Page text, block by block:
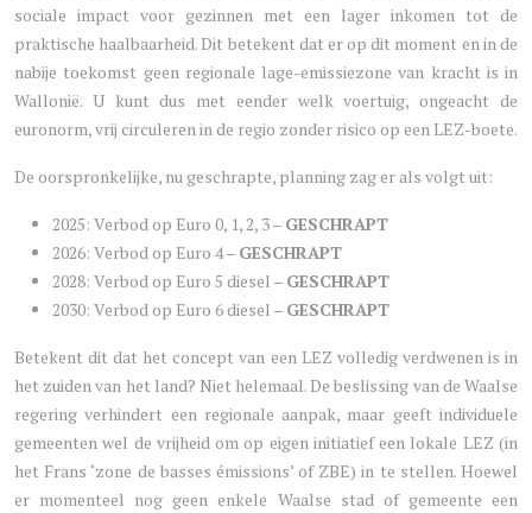
sociale impact voor gezinnen met een lager inkomen tot de
praktische haalbaarheid. Dit betekent dat er op dit moment en in de
nabije toekomst geen regionale lage-emissiezone van kracht is in
Wallonië. U kunt dus met eender welk voertuig, ongeacht de
euronorm, vrij circuleren in de regio zonder risico op een LEZ-boete.
De oorspronkelijke, nu geschrapte, planning zag er als volgt uit:
2025: Verbod op Euro 0, 1, 2, 3 – GESCHRAPT
2026: Verbod op Euro 4 – GESCHRAPT
2028: Verbod op Euro 5 diesel – GESCHRAPT
2030: Verbod op Euro 6 diesel – GESCHRAPT
Betekent dit dat het concept van een LEZ volledig verdwenen is in
het zuiden van het land? Niet helemaal. De beslissing van de Waalse
regering verhindert een regionale aanpak, maar geeft individuele
gemeenten wel de vrijheid om op eigen initiatief een lokale LEZ (in
het Frans ‘zone de basses émissions’ of ZBE) in te stellen. Hoewel
er momenteel nog geen enkele Waalse stad of gemeente een